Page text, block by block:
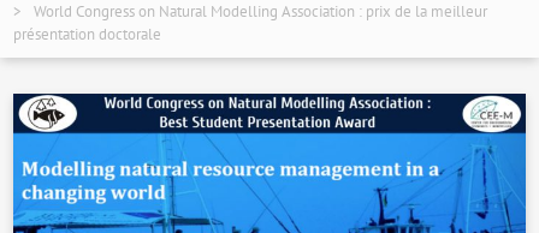
World Congress on Natural Modelling Association : prix de la meilleur
présentation doctorale